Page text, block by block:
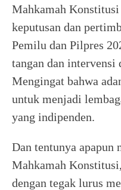
Mahkamah
keputusan dan
Pemilu dan Pilpres
tangan dan intervensi
Mengingat bahwa
untuk menjadi
yang indipenden.
Dan tentunya apapun
Mahkamah
dengan tegak lurus